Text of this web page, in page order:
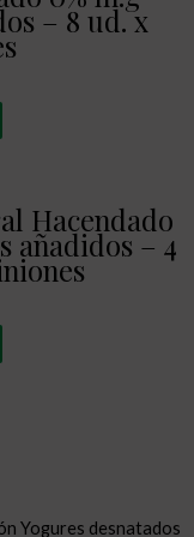
– 8 ud. x
Hacendado
añadidos – 4
Yogures desnatados